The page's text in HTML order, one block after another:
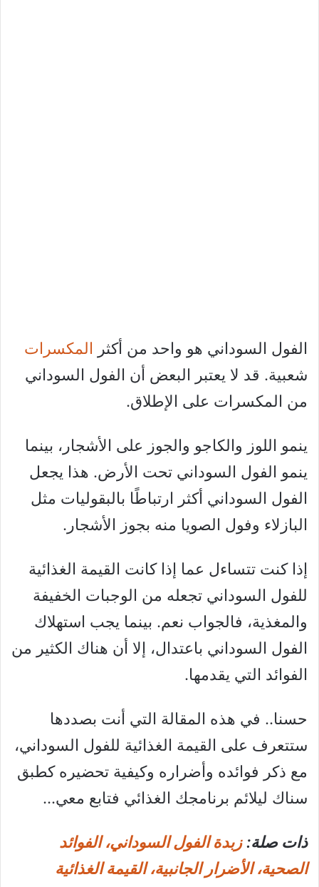
الفول السوداني هو واحد من أكثر المكسرات
شعبية. قد لا يعتبر البعض أن الفول السوداني
من المكسرات على الإطلاق.
ينمو اللوز والكاجو والجوز على الأشجار، بينما
ينمو الفول السوداني تحت الأرض. هذا يجعل
الفول السوداني أكثر ارتباطًا بالبقوليات مثل
البازلاء وفول الصويا منه بجوز الأشجار.
إذا كنت تتساءل عما إذا كانت القيمة الغذائية
للفول السوداني تجعله من الوجبات الخفيفة
والمغذية، فالجواب نعم. بينما يجب استهلاك
الفول السوداني باعتدال، إلا أن هناك الكثير من
الفوائد التي يقدمها.
حسنا.. في هذه المقالة التي أنت بصددها
ستتعرف على القيمة الغذائية للفول السوداني،
مع ذكر فوائده وأضراره وكيفية تحضيره كطبق
سناك ليلائم برنامجك الغذائي فتابع معي…
ذات صلة: زبدة الفول السوداني، الفوائد
الصحية، الأضرار الجانبية، القيمة الغذائية